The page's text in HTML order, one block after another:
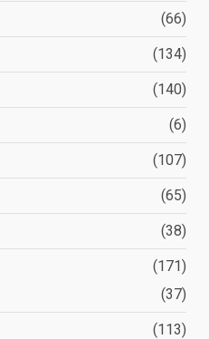
(66)
(134)
(140)
(6)
(107)
(65)
(38)
(171)
(37)
(113)